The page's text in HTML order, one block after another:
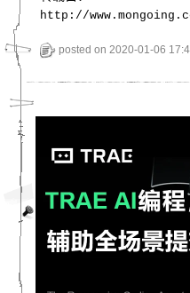
http://
posted on2020-01-06